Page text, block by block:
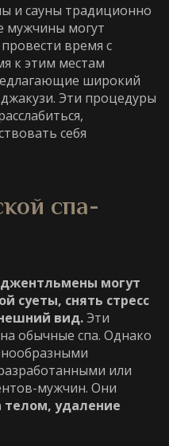
и сауны традиционно
мужчины могут
время с
к этим местам
широкий
джакузи. Эти процедуры
себя
спа-
джентльмены могут
суеты, снять стресс
вид.Эти
обычные спа. Однако
или
мужчин. Они
телом, удаление